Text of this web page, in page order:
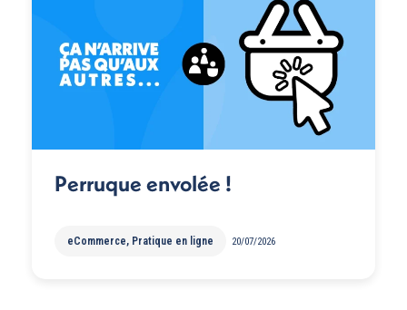
Perruque envolée !
eCommerce, Pratique en ligne 20/07/2026